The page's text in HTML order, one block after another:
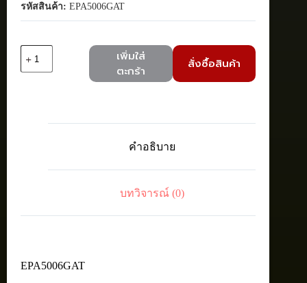
รหัสสินค้า: EPA5006GAT
EnGenius
เพิ่มใส่
ตะกร้า
สั่งซื้อสินค้า
คำอธิบาย
บทวิจารณ์ (0)
EPA5006GAT